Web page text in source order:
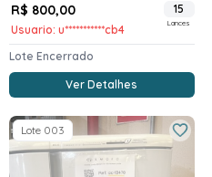
R$ 800,00
Usuario: u***********cb4
15
Lances
Lote Encerrado
Ver Detalhes
Lote 003